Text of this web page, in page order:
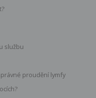
službu
proudění lymfy